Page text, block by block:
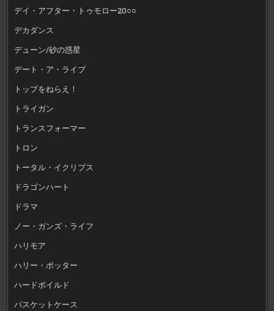
デイ・アフター・トゥモロー20○○
デカダンス
デューン/砂の惑星
デート・ア・ライブ
トップをねらえ！
トライガン
トランスフォーマー
トロン
トータル・イクリプス
ドラゴンハート
ドラマ
ノー・ガンズ・ライフ
ハリモア
ハリー・ポッター
ハードボイルド
バスケットケース